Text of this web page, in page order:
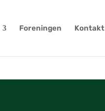
Foreningen Kontakt